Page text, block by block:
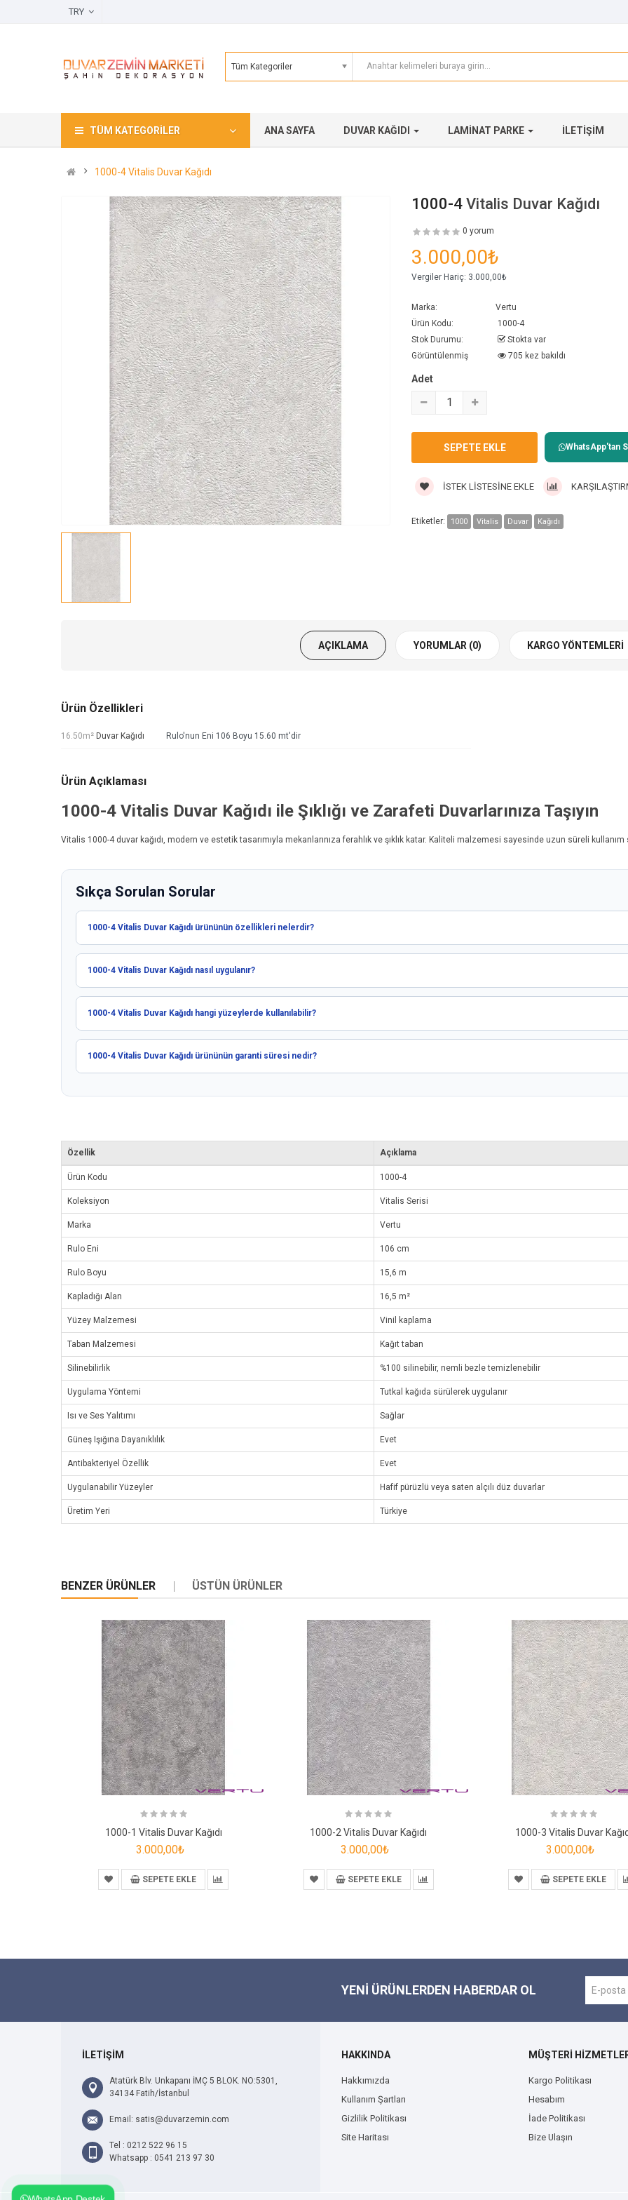
Tüm Kategoriler
TÜM KATEGORILER ANA SAYFA DUVAR KAĞIDI LAMINAT PARKE İLETIŞIM
1000-4 Vitalis Duvar Kağıdı
1000-4 Vitalis Duvar Kağıdı
0 yorum
3.000,00₺
Vergiler Hariç: 3.000,00₺
Marka:
Vertu
Ürün Kodu:
1000-4
Stok Durumu:
Stokta var
Görüntülenmiş
705 kez bakıldı
Adet
WhatsApp'tan
İSTEK LISTESINE EKLE
Etiketler: 1000 Vitalis Duvar Kağıdı
AÇIKLAMA YORUMLAR (0) KARGO YÖNTEMLERI
Ürün Özellikleri
16.50m² Duvar Kağıdı Rulo'nun Eni 106 Boyu 15.60 mt'dir
Ürün Açıklaması
1000-4 Vitalis Duvar Kağıdı ile Şıklığı ve Zarafeti Duvarlarınıza Taşıyın
Vitalis 1000-4 duvar kağıdı, modern ve estetik tasarımıyla mekanlarınıza ferahlık ve şıklık katar. Kaliteli malzemesi sayesinde uzun süreli kullanım
Sıkça Sorulan Sorular
1000-4 Vitalis Duvar Kağıdı ürününün özellikleri nelerdir?
1000-4 Vitalis Duvar Kağıdı nasıl uygulanır?
1000-4 Vitalis Duvar Kağıdı hangi yüzeylerde kullanılabilir?
1000-4 Vitalis Duvar Kağıdı ürününün garanti süresi nedir?
Özellik Açıklama
Ürün Kodu 1000-4
Koleksiyon Vitalis Serisi
Marka Vertu
Rulo Eni 106 cm
Rulo Boyu 15,6 m
Kapladığı Alan 16,5 m²
Yüzey Malzemesi Vinil kaplama
Taban Malzemesi Kağıt taban
Silinebilirlik %100 silinebilir, nemli bezle temizlenebilir
Uygulama Yöntemi Tutkal kağıda sürülerek uygulanır
Isı ve Ses Yalıtımı Sağlar
Güneş Işığına Dayanıklılık Evet
Antibakteriyel Özellik Evet
Uygulanabilir Yüzeyler Hafif pürüzlü veya saten alçılı düz duvarlar
Üretim Yeri Türkiye
BENZER ÜRÜNLER ÜSTÜN ÜRÜNLER
1000-1 Vitalis Duvar Kağıdı
3.000,00₺
SEPETE EKLE
1000-2 Vitalis Duvar Kağıdı
3.000,00₺
SEPETE EKLE
1000-3 Vitalis Duvar
3.000,00₺
SEPETE EKLE
YENI ÜRÜNLERDEN HABERDAR OL
İLETİŞİM
Atatürk Blv. Unkapanı İMÇ 5 BLOK. NO:5301,
34134 Fatih/İstanbul
Email: satis@duvarzemin.com
Tel : 0212 522 96 15
Whatsapp : 0541 213 97 30
HAKKINDA
Hakkımızda
Kullanım Şartları
Gizlilik Politikası
Site Haritası
MÜŞTERİ
Kargo Politikası
Hesabım
İade Politikası
Bize Ulaşın